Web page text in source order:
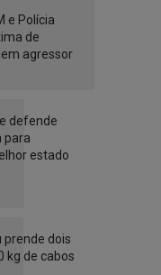
e Polícia
de
agressor
defende
para
estado
prende dois
kg de cabos